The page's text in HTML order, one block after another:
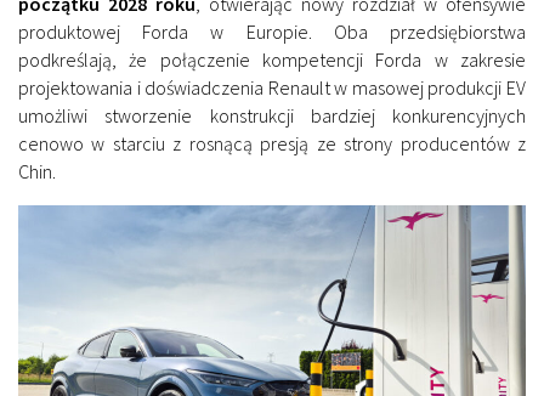
produktowej Forda w Europie. Oba przedsiębiorstwa
podkreślają, że połączenie kompetencji Forda w zakresie
projektowania i doświadczenia Renault w masowej produkcji EV
umożliwi stworzenie konstrukcji bardziej konkurencyjnych
cenowo w starciu z rosnącą presją ze strony producentów z
Chin.